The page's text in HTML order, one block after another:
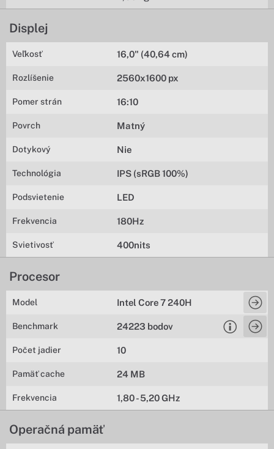
Displej
Veľkosť 16,0" (40,64 cm)
Rozlíšenie 2560x1600 px
Pomer strán 16:10
Povrch Matný
Dotykový Nie
Technológia IPS (sRGB 100%)
Podsvietenie LED
Frekvencia 180Hz
Svietivosť 400nits
Procesor
Model Intel Core 7 240H
Benchmark 24223 bodov
Počet jadier 10
Pamäť cache 24 MB
Frekvencia 1,80 - 5,20 GHz
Operačná pamäť